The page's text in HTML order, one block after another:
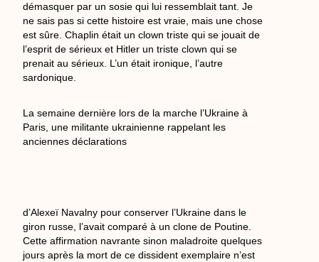
démasquer par un sosie qui lui ressemblait tant. Je
ne sais pas si cette histoire est vraie, mais une chose
est sûre. Chaplin était un clown triste qui se jouait de
l’esprit de sérieux et Hitler un triste clown qui se
prenait au sérieux. L’un était ironique, l’autre
sardonique.
La semaine dernière lors de la marche l’Ukraine à
Paris, une militante ukrainienne rappelant les
anciennes déclarations
d’Alexeï Navalny pour conserver l’Ukraine dans le
giron russe, l’avait comparé à un clone de Poutine.
Cette affirmation navrante sinon maladroite quelques
jours après la mort de ce dissident exemplaire n’est